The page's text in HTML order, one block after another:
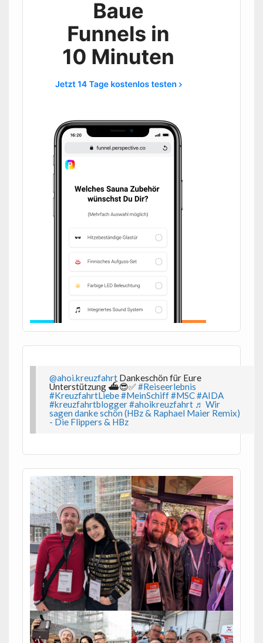
@ahoi.kreuzfahrt Dankeschön für Eure
Unterstützung ⛴️😎✅#Reiseerlebnis
#KreuzfahrtLiebe#MeinSchiff#MSC#AIDA
#kreuzfahrtblogger#ahoikreuzfahrt ♬ Wir
sagen danke schön (HBz & Raphael Maier Remix)
- Die Flippers & HBz